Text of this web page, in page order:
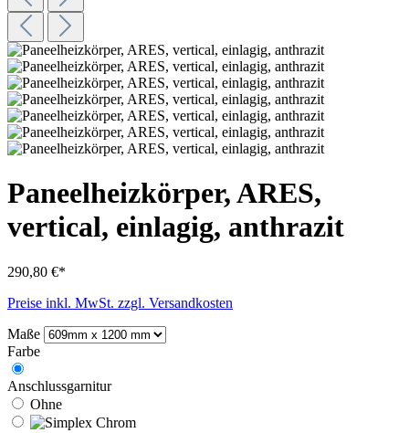
Paneelheizkörper, ARES,
vertical, einlagig, anthrazit
290,80 €*
Preise inkl. MwSt. zzgl. Versandkosten
Maße
Farbe
Anschlussgarnitur
Ohne